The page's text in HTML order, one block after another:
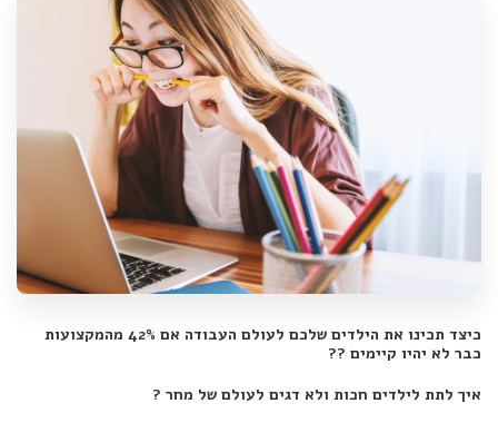
כיצד תכינו את הילדים שלכם לעולם העבודה אם 42% מהמקצועות
כבר לא יהיו קיימים ??
איך לתת לילדים חכות ולא דגים לעולם של מחר ?